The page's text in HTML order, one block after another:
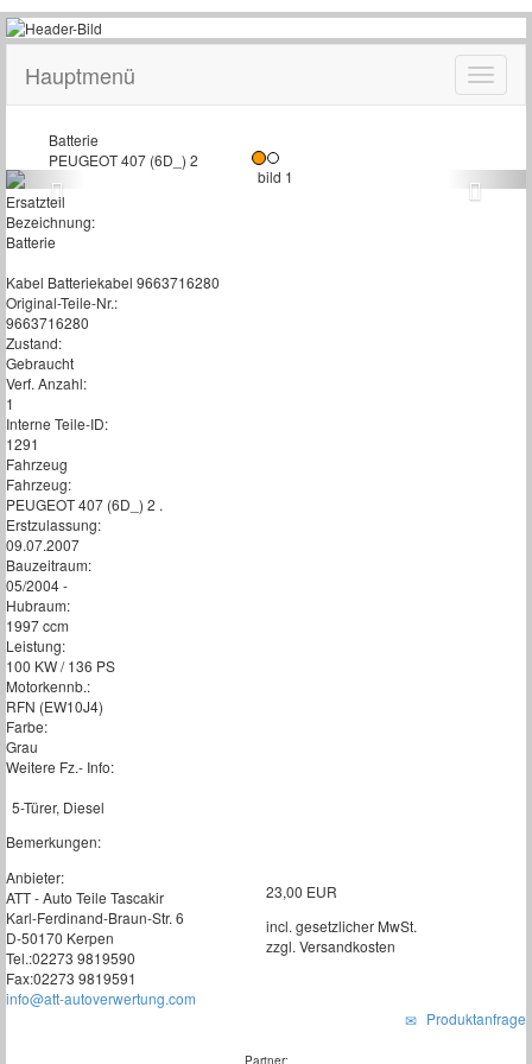
Hauptmenü
Batterie
PEUGEOT 407 (6D_) 2
Ersatzteil
Bezeichnung:
Batterie
Kabel Batteriekabel 9663716280
Original-Teile-Nr.:
9663716280
Zustand:
Gebraucht
Verf. Anzahl:
1
Interne Teile-ID:
1291
Fahrzeug
Fahrzeug:
PEUGEOT 407 (6D_) 2 .
Erstzulassung:
09.07.2007
Bauzeitraum:
05/2004 -
Hubraum:
1997 ccm
Leistung:
100 KW / 136 PS
Motorkennb.:
RFN (EW10J4)
Farbe:
Grau
Weitere Fz.- Info:
5-Türer, Diesel
Bemerkungen:
Anbieter:
ATT - Auto Teile Tascakir
Karl-Ferdinand-Braun-Str. 6
D-50170 Kerpen
Tel.:02273 9819590
Fax:02273 9819591
info@att-autoverwertung.com
23,00 EUR
incl. gesetzlicher MwSt.
zzgl. Versandkosten
Produktanfrage
Partner: